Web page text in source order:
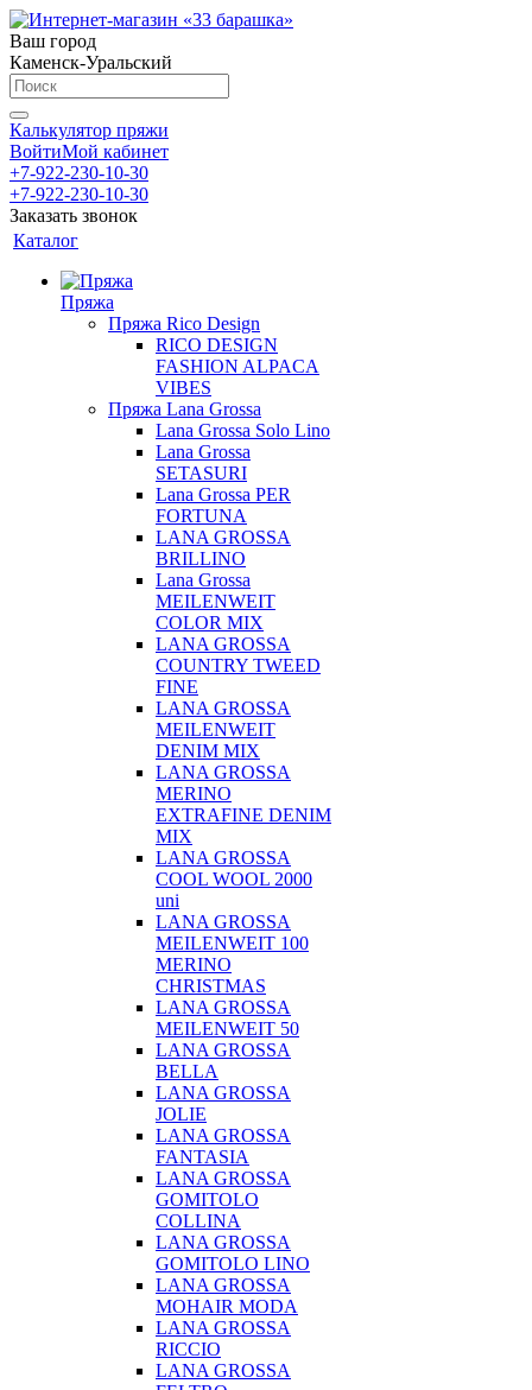
Ваш город
Каменск-Уральский
Калькулятор пряжи
ВойтиМой кабинет
+7-922-230-10-30
+7-922-230-10-30
Заказать звонок
Каталог
Пряжа
Пряжа Rico Design
RICO DESIGN
FASHION ALPACA
VIBES
Пряжа Lana Grossa
Lana Grossa Solo Lino
Lana Grossa
SETASURI
Lana Grossa PER
FORTUNA
LANA GROSSA
BRILLINO
Lana Grossa
MEILENWEIT
COLOR MIX
LANA GROSSA
COUNTRY TWEED
FINE
LANA GROSSA
MEILENWEIT
DENIM MIX
LANA GROSSA
MERINO
EXTRAFINE DENIM
MIX
LANA GROSSA
COOL WOOL 2000
uni
LANA GROSSA
MEILENWEIT 100
MERINO
CHRISTMAS
LANA GROSSA
MEILENWEIT 50
LANA GROSSA
BELLA
LANA GROSSA
JOLIE
LANA GROSSA
FANTASIA
LANA GROSSA
GOMITOLO
COLLINA
LANA GROSSA
GOMITOLO LINO
LANA GROSSA
MOHAIR MODA
LANA GROSSA
RICCIO
LANA GROSSA